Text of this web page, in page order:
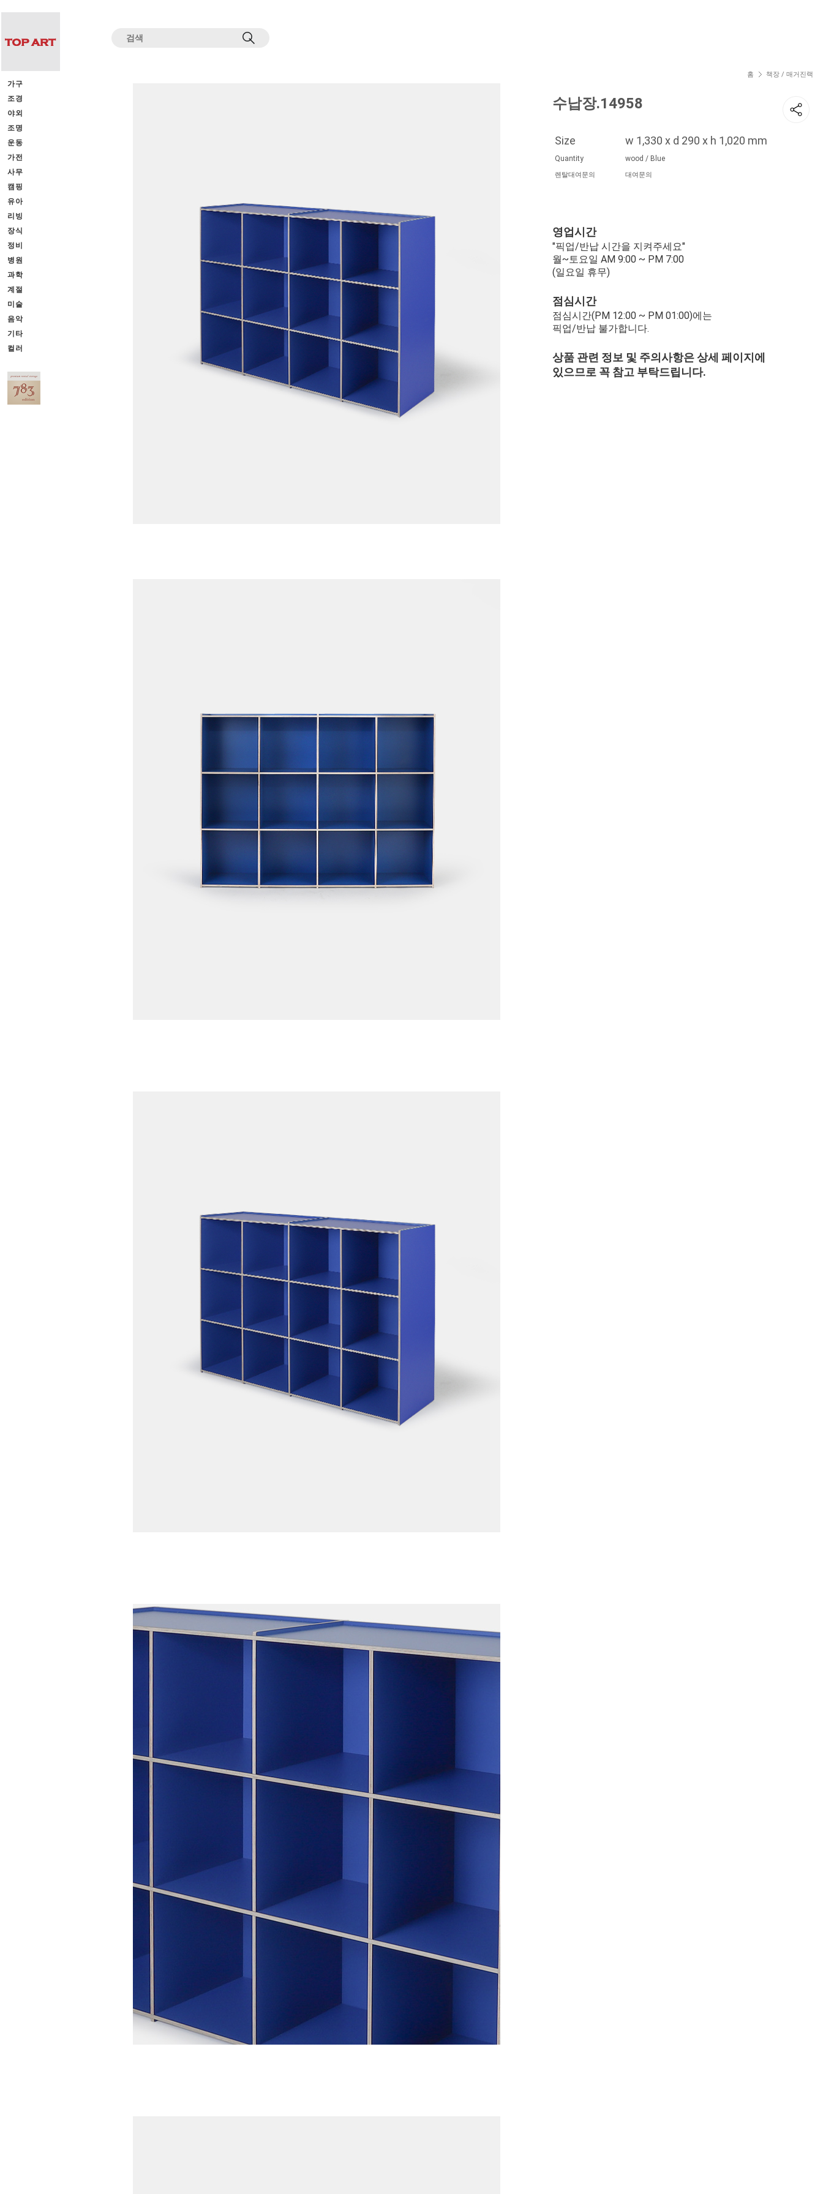
홈 책장 / 매거진랙
수납장.14958
Size w 1,330 x d 290 x h 1,020 mm
Quantity wood / Blue
렌탈대여문의 대여문의
영업시간
"픽업/반납 시간을 지켜주세요"
월~토요일 AM 9:00 ~ PM 7:00
(일요일 휴무)
점심시간
점심시간(PM 12:00 ~ PM 01:00)에는
픽업/반납 불가합니다.
상품 관련 정보 및 주의사항은 상세 페이지에
있으므로 꼭 참고 부탁드립니다.
가구
조경
야외
조명
운동
가전
사무
캠핑
유아
리빙
장식
정비
병원
과학
계절
미술
음악
기타
컬러